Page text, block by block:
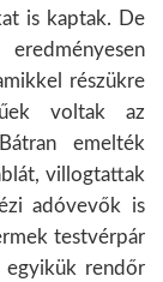
is kaptak. De
részükre
voltak az
emelték
villogtattak
adóvevők is
testvérpár
egyikük rendőr